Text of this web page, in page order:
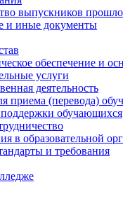
выпускников
и иные документы
обеспечение и
услуги
деятельность
приема (перевода)
обучающихся
в образовательной
и требования